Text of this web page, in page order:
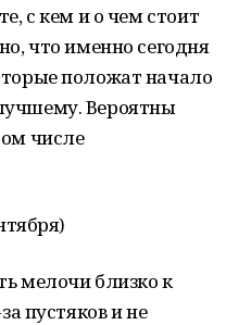
с кем и о чем стоит
что именно сегодня
положат начало
Вероятны
числе
мелочи близко к
пустяков и не